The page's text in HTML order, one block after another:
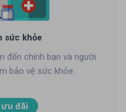
ưu đãi
sức khỏe
đến chính bạn và người
bảo vệ sức khỏe.